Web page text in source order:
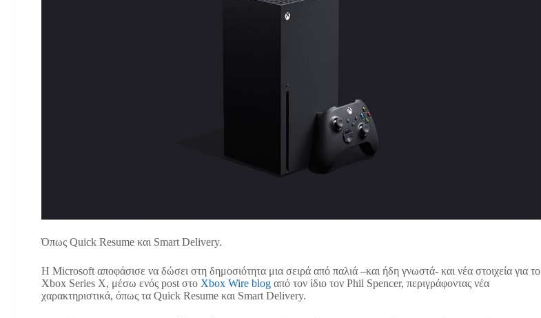
Όπως Quick Resume και Smart Delivery.
Η Microsoft αποφάσισε να δώσει στη δημοσιότητα μια σειρά από παλιά –και ήδη γνωστά- και νέα στοιχεία για το
Xbox Series X, μέσω ενός post στο Xbox Wire blog από τον ίδιο τον Phil Spencer, περιγράφοντας νέα
χαρακτηριστικά, όπως τα Quick Resume και Smart Delivery.